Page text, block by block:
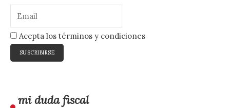
Acepta los términos y condiciones
mi duda fiscal